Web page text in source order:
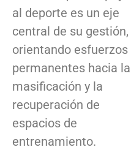
al deporte es un eje
central de su gestión,
orientando esfuerzos
permanentes hacia la
masificación y la
recuperación de
espacios de
entrenamiento.